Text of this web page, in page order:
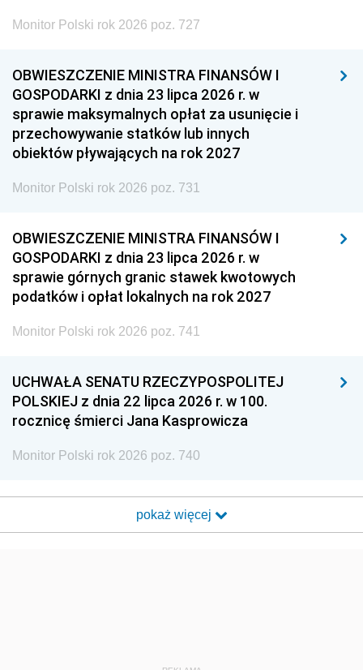
Monitor Polski rok 2026 poz. 727
OBWIESZCZENIE MINISTRA FINANSÓW I
GOSPODARKI z dnia 23 lipca 2026 r. w
sprawie maksymalnych opłat za usunięcie i
przechowywanie statków lub innych
obiektów pływających na rok 2027
Monitor Polski rok 2026 poz. 731
OBWIESZCZENIE MINISTRA FINANSÓW I
GOSPODARKI z dnia 23 lipca 2026 r. w
sprawie górnych granic stawek kwotowych
podatków i opłat lokalnych na rok 2027
Monitor Polski rok 2026 poz. 741
UCHWAŁA SENATU RZECZYPOSPOLITEJ
POLSKIEJ z dnia 22 lipca 2026 r. w 100.
rocznicę śmierci Jana Kasprowicza
Monitor Polski rok 2026 poz. 740
pokaż więcej